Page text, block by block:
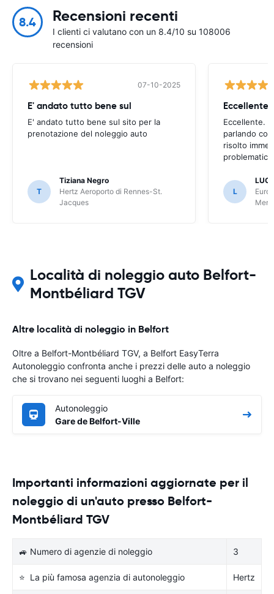
8.4 Recensioni recenti
I clienti ci valutano con un 8.4/10 su 108006
recensioni
07-10-2025
E' andato tutto bene sul
E' andato tutto bene sul sito per la
prenotazione del noleggio auto
T
Tiziana Negro
Hertz Aeroporto di Rennes-St.
Jacques
Eccellente.
parlando
risolto
L
Località di noleggio auto Belfort-
Montbéliard TGV
Altre località di noleggio in Belfort
Oltre a Belfort-Montbéliard TGV, a Belfort EasyTerra
Autonoleggio confronta anche i prezzi delle auto a noleggio
che si trovano nei seguenti luoghi a Belfort:
Autonoleggio
Gare de Belfort-Ville
Importanti informazioni aggiornate per il
noleggio di un'auto presso Belfort-
Montbéliard TGV
🚙 Numero di agenzie di noleggio 3
⭐ La più famosa agenzia di autonoleggio Hertz